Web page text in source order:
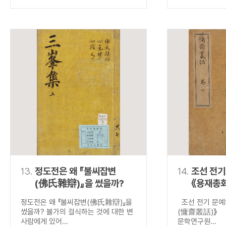
13. 정도전은 왜 『불씨잡변
(佛氏雜辯)』을 썼을까?
정도전은 왜 『불씨잡변(佛氏雜辯)』을
썼을까? 불가의 걸식하는 것에 대한 변
사람에게 있어...
14. 조선 전
《용재
조선 전기 문
(慵齋叢話)》
문학연구원...